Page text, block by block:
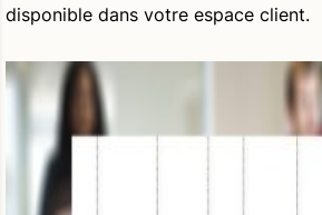
disponible dans votre espace client.